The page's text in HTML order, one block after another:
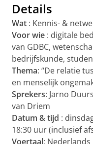
Details
Wat : Kennis- &
Voor wie : digitale
van GDBC,
bedrijfskunde,
Thema: “De relatie
en menselijk
Sprekers: Jarno
van Driem
Datum & tijd :
18:30 uur (inclusief
Voertaal: Nederlands